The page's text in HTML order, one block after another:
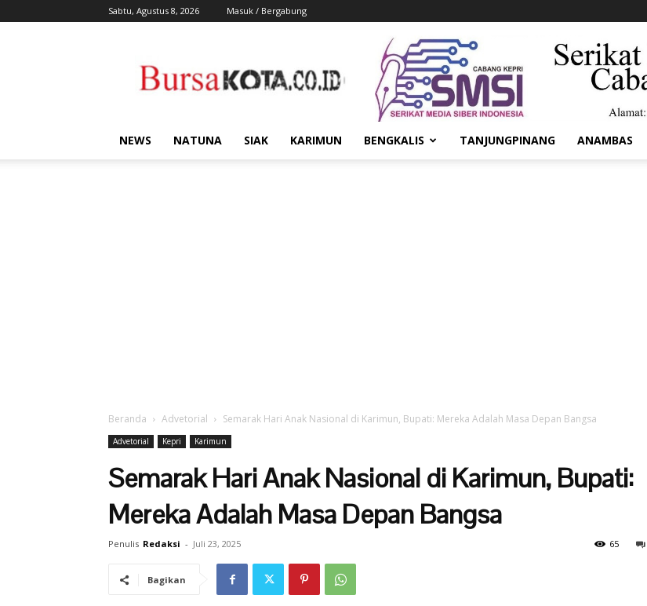
Sabtu, Agustus 8, 2026 Masuk / Bergabung
Kota
NEWS NATUNA SIAK KARIMUN BENGKALIS TANJUNGPINANG ANAMBAS
Beranda Advetorial Semarak Hari Anak Nasional di Karimun, Bupati: Mereka Adalah Masa Depan Bangsa
Advetorial Kepri Karimun
Semarak Hari Anak Nasional di Karimun, Bupati:
Mereka Adalah Masa Depan Bangsa
Penulis Redaksi - Juli 23, 2025 65
Bagikan